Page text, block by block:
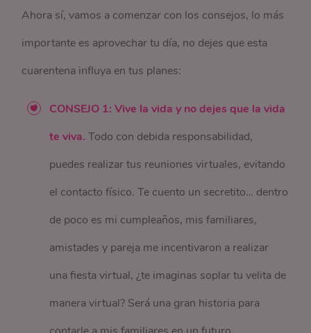
Ahora sí, vamos a comenzar con los consejos, lo más
importante es aprovechar tu día, no dejes que esta
cuarentena influya en tus planes:
CONSEJO 1: Vive la vida y no dejes que la vida
te viva.Todo con debida responsabilidad,
puedes realizar tus reuniones virtuales, evitando
el contacto físico. Te cuento un secretito… dentro
de poco es mi cumpleaños, mis familiares,
amistades y pareja me incentivaron a realizar
una fiesta virtual, ¿te imaginas soplar tu velita de
manera virtual? Será una gran historia para